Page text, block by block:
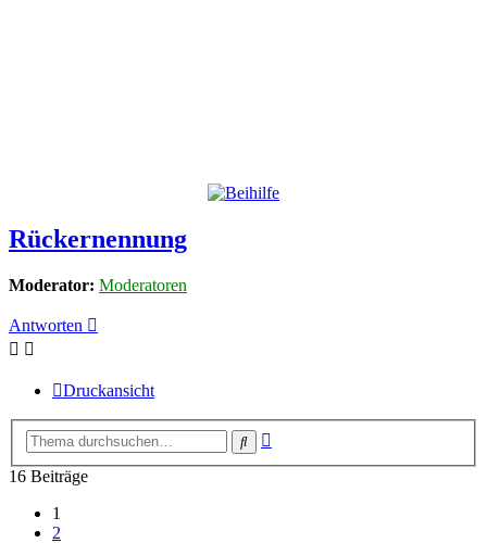
Rückernennung
Moderator: Moderatoren
Antworten
Druckansicht
Suche
16 Beiträge
1
2